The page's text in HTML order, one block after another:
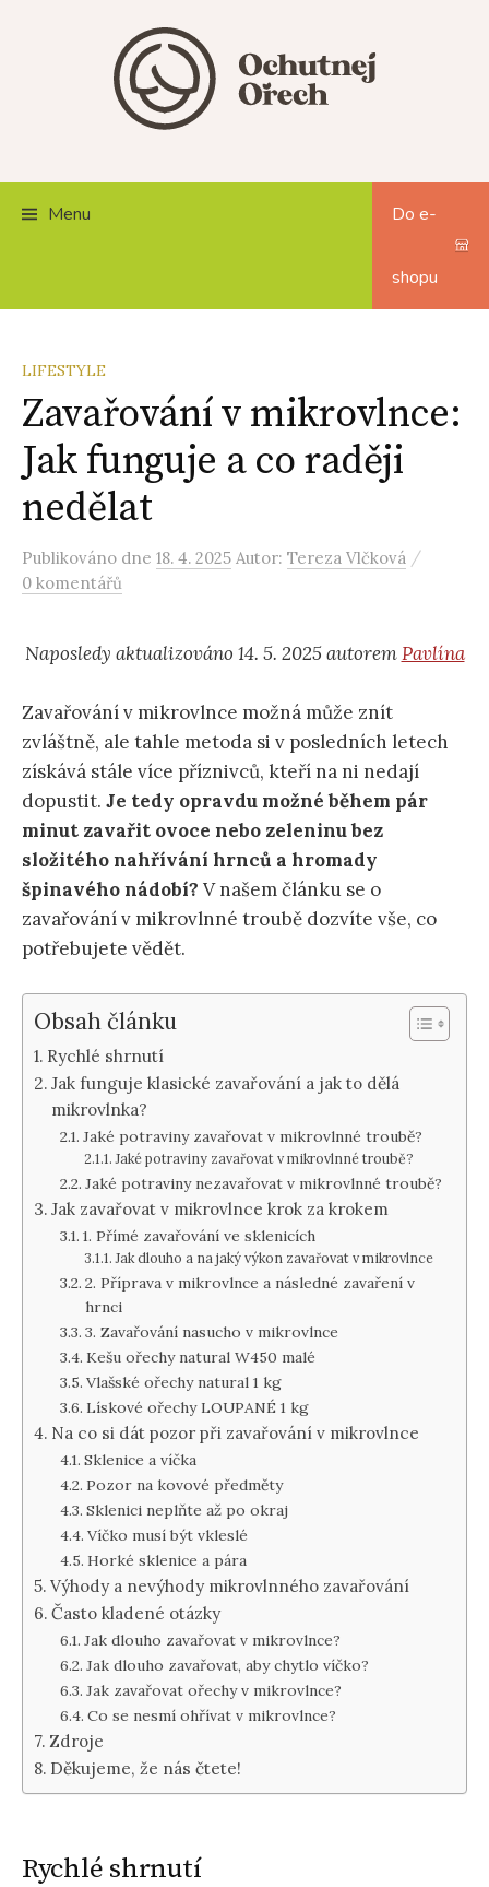
Menu Do e-
shopu
LIFESTYLE
Zavařování v mikrovlnce:
Jak funguje a co raději
nedělat
Publikováno dne 18. 4. 2025 Autor: Tereza Vlčková /
0 komentářů
Naposledy aktualizováno 14. 5. 2025 autoremPavlína
Zavařování v mikrovlnce možná může znít
zvláštně, ale tahle metoda si v posledních letech
získává stále více příznivců, kteří na ni nedají
dopustit. Je tedy opravdu možné během pár
minut zavařit ovoce nebo zeleninu bez
složitého nahřívání hrnců a hromady
špinavého nádobí? V našem článku se o
zavařování v mikrovlnné troubě dozvíte vše, co
potřebujete vědět.
Obsah článku
Rychlé shrnutí
Jak funguje klasické zavařování a jak to dělá
mikrovlnka?
Jaké potraviny zavařovat v mikrovlnné troubě?
Jaké potraviny zavařovat v mikrovlnné troubě?
Jaké potraviny nezavařovat v mikrovlnné troubě?
Jak zavařovat v mikrovlnce krok za krokem
1. Přímé zavařování ve sklenicích
Jak dlouho a na jaký výkon zavařovat v mikrovlnce
2. Příprava v mikrovlnce a následné zavaření v
hrnci
3. Zavařování nasucho v mikrovlnce
Kešu ořechy natural W450 malé
Vlašské ořechy natural 1 kg
Lískové ořechy LOUPANÉ 1 kg
Na co si dát pozor při zavařování v mikrovlnce
Sklenice a víčka
Pozor na kovové předměty
Sklenici neplňte až po okraj
Víčko musí být vkleslé
Horké sklenice a pára
Výhody a nevýhody mikrovlnného zavařování
Často kladené otázky
Jak dlouho zavařovat v mikrovlnce?
Jak dlouho zavařovat, aby chytlo víčko?
Jak zavařovat ořechy v mikrovlnce?
Co se nesmí ohřívat v mikrovlnce?
Zdroje
Děkujeme, že nás čtete!
Rychlé shrnutí